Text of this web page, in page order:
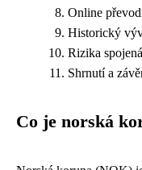
Online
Historický
Rizika
Shrnutí a
Co je norská